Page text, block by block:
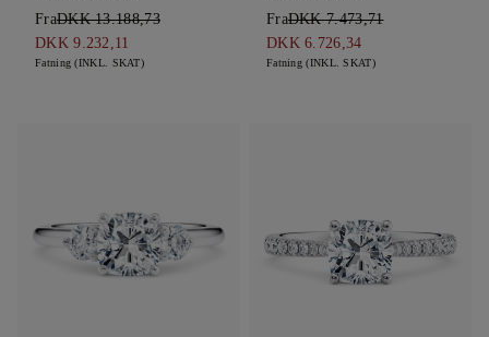
FraDKK 13.188,73
DKK 9.232,11
Fatning (INKL. SKAT)
FraDKK 7.473,71
DKK 6.726,34
Fatning (INKL. SKAT)